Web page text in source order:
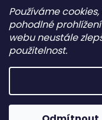
Používáme
pohodlné
webu neustále
použitelnost.